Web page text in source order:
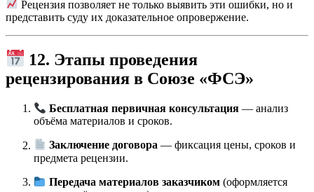
Рецензия позволяет не только выявить эти ошибки, но и
представить суду их доказательное опровержение.
12. Этапы проведения
рецензирования в Союзе «ФСЭ»
Бесплатная первичная консультация — анализ
объёма материалов и сроков.
Заключение договора — фиксация цены, сроков и
предмета рецензии.
Передача материалов заказчиком (оформляется